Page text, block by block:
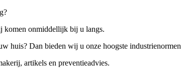
komen onmiddellijk bij u langs.
huis? Dan bieden wij u onze hoogste
artikels en preventieadvies.